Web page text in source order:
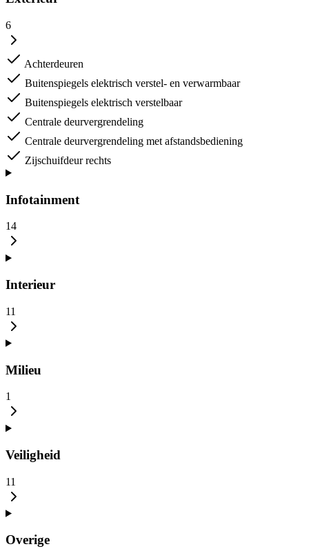
6
Achterdeuren
Buitenspiegels elektrisch verstel- en verwarmbaar
Buitenspiegels elektrisch verstelbaar
Centrale deurvergrendeling
Centrale deurvergrendeling met afstandsbediening
Zijschuifdeur rechts
Infotainment
14
Interieur
11
Milieu
1
Veiligheid
11
Overige